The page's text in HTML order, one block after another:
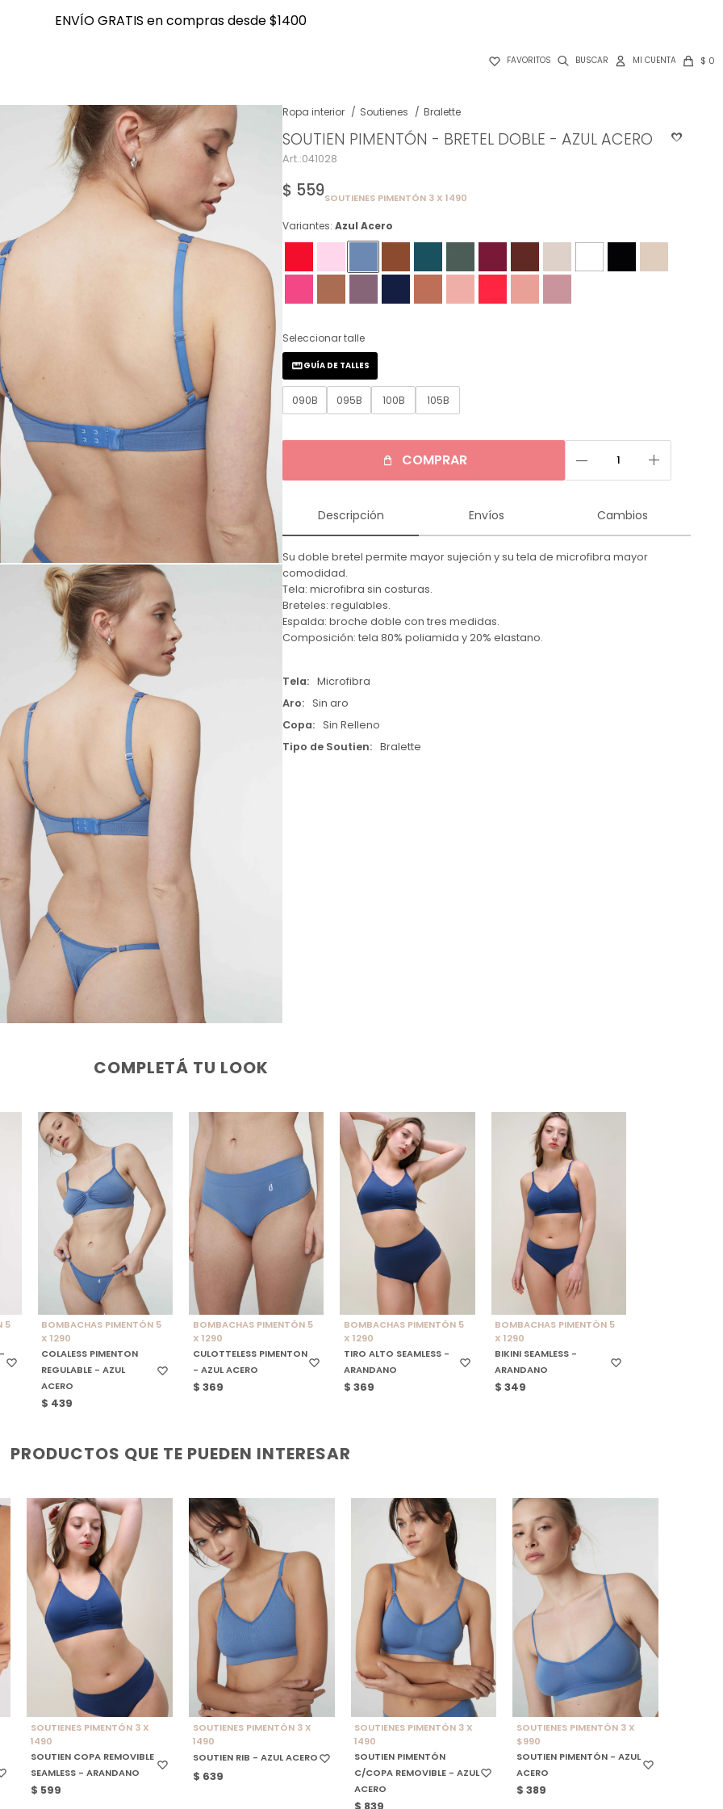
ENVÍO GRATIS en compras desde $1400
 FAVORITOS $ 0
ENVÍO GRATIS en compras desde $1400
Ropa interior Soutienes Bralette
SOUTIEN PIMENTÓN - BRETEL DOBLE - AZUL ACERO
041028
$ 559SOUTIENES PIMENTÓN 3 X 1490
Variantes:Azul Acero
Seleccionar talle
090B 095B 100B 105B
GUÍA DE TALLES
COMPRAR remove add
Descripción Envíos Cambios
Su doble bretel permite mayor sujeción y su tela de microfibra mayor
comodidad.
Tela: microfibra sin costuras.
Breteles: regulables.
Espalda: broche doble con tres medidas.
Composición: tela 80% poliamida y 20% elastano.
Tela
Microfibra
Aro
Sin aro
Copa
Sin Relleno
Tipo de Soutien
Bralette
COMPLETÁ TU LOOK
5
SELECCIONAR TALLE
BOMBACHAS PIMENTÓN 5
X 1290
COLALESS PIMENTON
REGULABLE - AZUL
ACERO
$ 439
SELECCIONAR TALLE
BOMBACHAS PIMENTÓN 5
X 1290
CULOTTELESS PIMENTON
- AZUL ACERO
$ 369
SELECCIONAR TALLE
BOMBACHAS PIMENTÓN 5
X 1290
TIRO ALTO SEAMLESS -
ARANDANO
$ 369
SELECCIONAR TALLE
BOMBACHAS PIMENTÓN 5
X 1290
BIKINI SEAMLESS -
ARANDANO
$ 349
PRODUCTOS QUE TE PUEDEN INTERESAR
SELECCIONAR TALLE
SOUTIENES PIMENTÓN 3 X
1490
SOUTIEN COPA REMOVIBLE
SEAMLESS - ARANDANO
$ 599
SELECCIONAR TALLE
SOUTIENES PIMENTÓN 3 X
1490
SOUTIEN RIB - AZUL ACERO
$ 639
SELECCIONAR TALLE
SOUTIENES PIMENTÓN 3 X
1490
SOUTIEN PIMENTÓN
C/COPA REMOVIBLE - AZUL
ACERO
$ 839
SELECCIONAR TALLE
SOUTIENES PIMENTÓN 3 X
$990
SOUTIEN PIMENTÓN - AZUL
ACERO
$ 389
NOTIFICARME